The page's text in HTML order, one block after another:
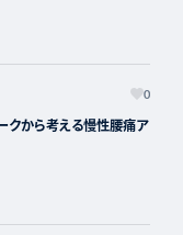
0
クから考える慢性腰痛ア